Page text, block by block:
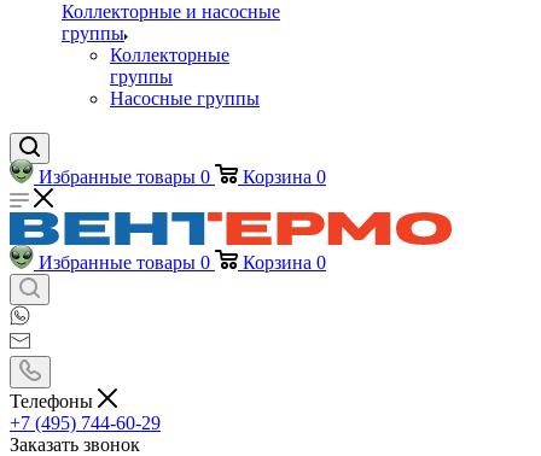
Коллекторные и насосные
группы
Коллекторные
группы
Насосные группы
Избранные товары 0 Корзина 0
Избранные товары 0 Корзина 0
Телефоны
+7 (495) 744-60-29
Заказать звонок